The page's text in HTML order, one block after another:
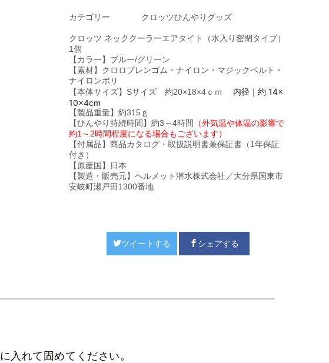
カテゴリー クロッツひんやりグッズ
クロッツ ネッククーラーエアタイト（水入り密閉タイプ）
1個
【カラー】ブルー/グリーン
【素材】クロロプレンゴム・ナイロン・マジックベルト・
ナイロンポリ
【本体サイズ】Sサイズ 約20×18×4ｃｍ
内径｜約 14×
10×4cm
【製品重量】約315ｇ
【ひんやり持続時間】約3～4時間
（外気温や体温の影響で
約1～2時間程度になる場合もございます）
【付属品】商品カタログ・取扱説明書兼保証書（1年保証
付き）
【原産国】日本
【製造・販売元】ヘルメット潜水株式会社／大分県国東市
安岐町瀬戸田1300番地
ツイートする シェアする
入れて固めてください。